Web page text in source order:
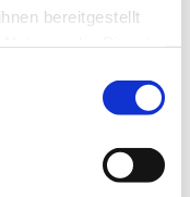
bereitgestellt